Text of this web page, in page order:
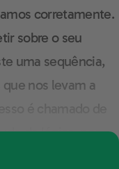
corretamente.
sobre o seu
uma sequência,
nos levam a
da lógica, nos
raciocínio